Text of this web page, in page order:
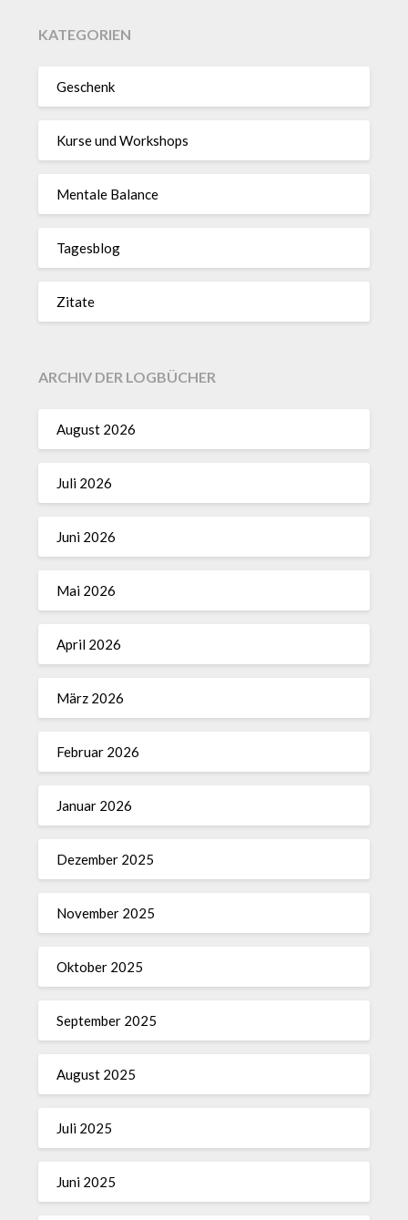
KATEGORIEN
Geschenk
Kurse und Workshops
Mentale Balance
Tagesblog
Zitate
ARCHIV DER LOGBÜCHER
August 2026
Juli 2026
Juni 2026
Mai 2026
April 2026
März 2026
Februar 2026
Januar 2026
Dezember 2025
November 2025
Oktober 2025
September 2025
August 2025
Juli 2025
Juni 2025